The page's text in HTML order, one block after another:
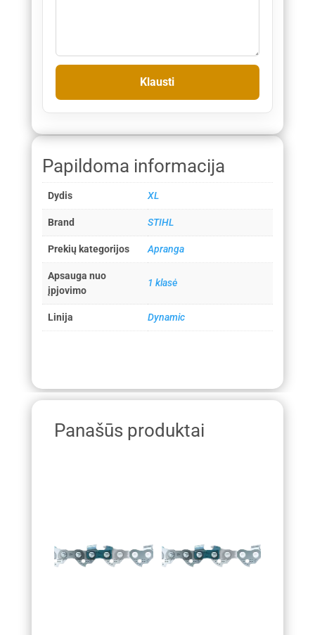
Papildoma informacija
Dydis XL
Brand STIHL
Prekių kategorijos Apranga
Apsauga nuo
įpjovimo
1 klasė
Linija Dynamic
Panašūs produktai